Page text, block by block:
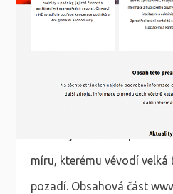
Zhotovili jsme nové
Navrhli jsme velice
míru, kterému vévodí
pozadí. Obsahová část